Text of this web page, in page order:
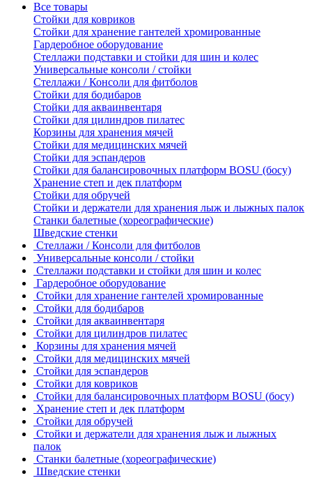
Все товары
Стойки для ковриков
Стойки для хранение гантелей хромированные
Гардеробное оборудование
Стеллажи подставки и стойки для шин и колес
Универсальные консоли / стойки
Стеллажи / Консоли для фитболов
Стойки для бодибаров
Стойки для акваинвентаря
Стойки для цилиндров пилатес
Корзины для хранения мячей
Стойки для медицинских мячей
Стойки для эспандеров
Стойки для балансировочных платформ BOSU (босу)
Хранение степ и дек платформ
Стойки для обручей
Стойки и держатели для хранения лыж и лыжных палок
Станки балетные (хореографические)
Шведские стенки
Стеллажи / Консоли для фитболов
Универсальные консоли / стойки
Стеллажи подставки и стойки для шин и колес
Гардеробное оборудование
Стойки для хранение гантелей хромированные
Стойки для бодибаров
Стойки для акваинвентаря
Стойки для цилиндров пилатес
Корзины для хранения мячей
Стойки для медицинских мячей
Стойки для эспандеров
Стойки для ковриков
Стойки для балансировочных платформ BOSU (босу)
Хранение степ и дек платформ
Стойки для обручей
Стойки и держатели для хранения лыж и лыжных
палок
Станки балетные (хореографические)
Шведские стенки